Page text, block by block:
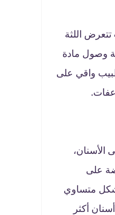
اللثة
وصول مادة
واقي على
الأسنان،
على
متساوي
أكثر